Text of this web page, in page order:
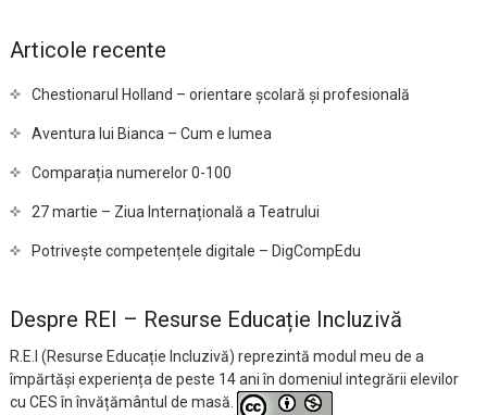
Articole recente
Chestionarul Holland – orientare școlară și profesională
Aventura lui Bianca – Cum e lumea
Comparația numerelor 0-100
27 martie – Ziua Internațională a Teatrului
Potrivește competențele digitale – DigCompEdu
Despre REI – Resurse Educație Incluzivă
R.E.I (Resurse Educație Incluzivă) reprezintă modul meu de a
împărtăși experiența de peste 14 ani în domeniul integrării elevilor
cu CES în învățământul de masă.